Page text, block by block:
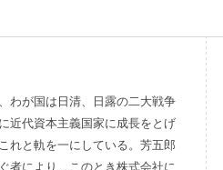
わが国は日清、日露の二大戦争
近代資本主義国家に成長をとげ
れと軌を一にしている。芳五郎
者により、このとき株式会社に